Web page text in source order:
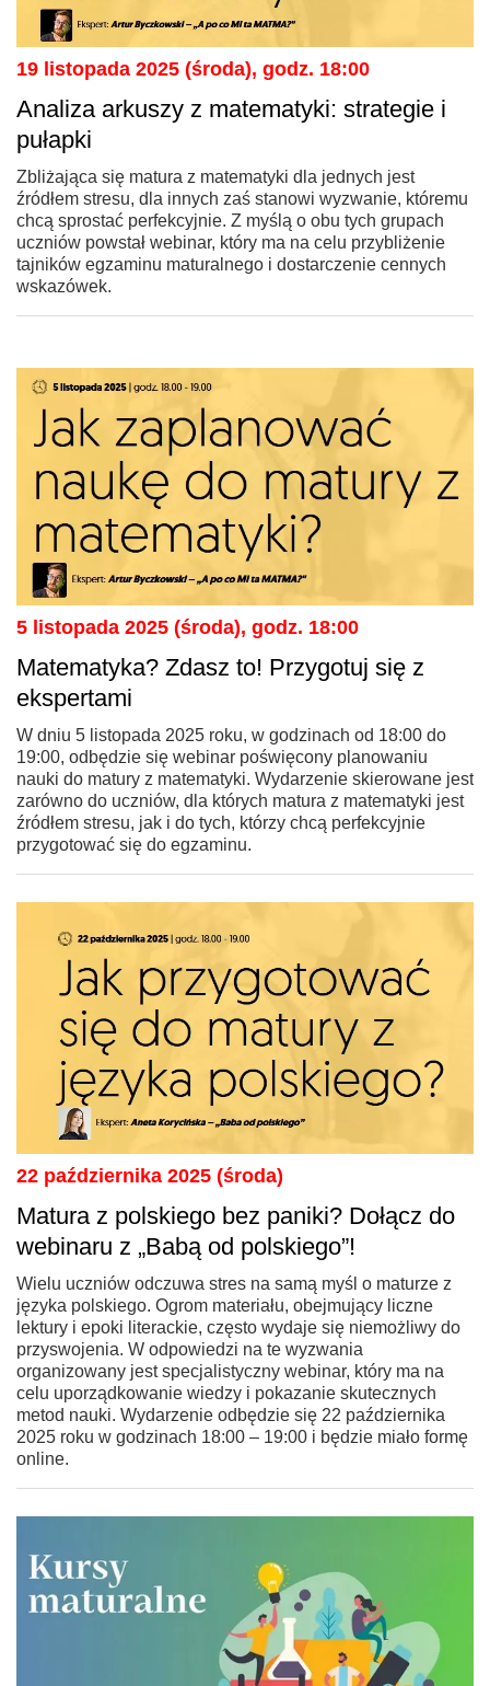
19 listopada 2025 (środa), godz. 18:00
Analiza arkuszy z matematyki: strategie i
pułapki
Zbliżająca się matura z matematyki dla jednych jest
źródłem stresu, dla innych zaś stanowi wyzwanie, któremu
chcą sprostać perfekcyjnie. Z myślą o obu tych grupach
uczniów powstał webinar, który ma na celu przybliżenie
tajników egzaminu maturalnego i dostarczenie cennych
wskazówek.
5 listopada 2025 (środa), godz. 18:00
Matematyka? Zdasz to! Przygotuj się z
ekspertami
W dniu 5 listopada 2025 roku, w godzinach od 18:00 do
19:00, odbędzie się webinar poświęcony planowaniu
nauki do matury z matematyki. Wydarzenie skierowane jest
zarówno do uczniów, dla których matura z matematyki jest
źródłem stresu, jak i do tych, którzy chcą perfekcyjnie
przygotować się do egzaminu.
22 października 2025 (środa)
Matura z polskiego bez paniki? Dołącz do
webinaru z „Babą od polskiego”!
Wielu uczniów odczuwa stres na samą myśl o maturze z
języka polskiego. Ogrom materiału, obejmujący liczne
lektury i epoki literackie, często wydaje się niemożliwy do
przyswojenia. W odpowiedzi na te wyzwania
organizowany jest specjalistyczny webinar, który ma na
celu uporządkowanie wiedzy i pokazanie skutecznych
metod nauki. Wydarzenie odbędzie się 22 października
2025 roku w godzinach 18:00 – 19:00 i będzie miało formę
online.